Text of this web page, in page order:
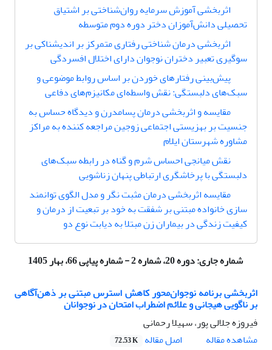
اثربخشی آموزش سرمایه روان‌شناختی بر اشتیاق
تحصیلی دانش‌آموزان دختر دوره دوم متوسطه
اثربخشی درمان شناختی رفتاری متمرکز بر اندیشناکی بر
سوگیری تعبیر دختران نوجوان دارای اختلال افسردگی
پیش‌بینی رفتارهای خوردن بر اساس روابط موضوعی و
سبک‌های دلبستگی: نقش ‌واسطه‌ای مکانیزم‌های دفاعی
مقایسه و اثربخشی درمان پسامدرن و دیدگاه حساس به
جنسیت بر بهزیستی اجتماعی زوجین مراجعه کننده به مراکز
مشاوره شهرستان ایلام
نقش میانجی احساس شرم و گناه در رابطه سبک‌های
دلبستگی با پرخاشگری ارتباطی پنهان زناشویی
مقایسه اثربخشی درمان مثبت نگر و مدل الگوی توانمند
سازی خانواده مبتنی بر شفقت به خود بر تبعیت از درمان و
کیفیت زندگی در بیماران زن مبتلا به دیابت نوع دو
شماره جاری:دوره 20، شماره 2 - شماره پیاپی 66، بهار 1405
اثربخشی برنامه نوجوان‌محور کاهش استرس مبتنی بر ذهن‌آگاهی
بر ناگویی هیجانی و علائم اضطراب امتحان در نوجوانان
فیروزه جلالی پور، سهیلا رحمانی
مشاهده مقاله
اصل مقاله 72.53 K